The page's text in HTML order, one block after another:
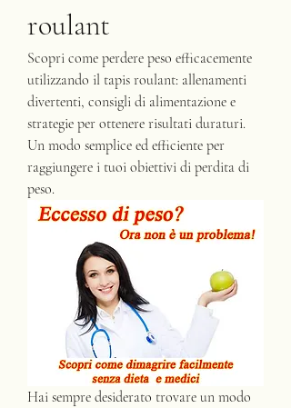
roulant
Scopri come perdere peso efficacemente
utilizzando il tapis roulant: allenamenti
divertenti, consigli di alimentazione e
strategie per ottenere risultati duraturi.
Un modo semplice ed efficiente per
raggiungere i tuoi obiettivi di perdita di
peso.
Hai sempre desiderato trovare un modo